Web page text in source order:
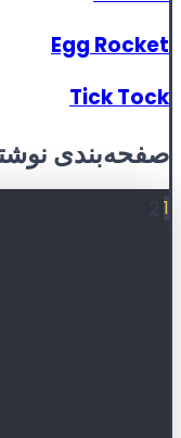
Egg Rocket
Tick Tock
صفحه‌بندی
1